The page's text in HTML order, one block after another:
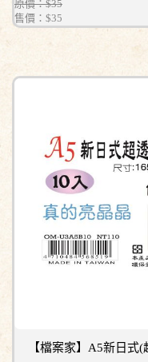
原價：$35
售價： $35
【檔案家】A5新日式